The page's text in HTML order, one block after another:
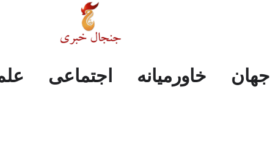
صفحه
ایران
جهان
خاورمیانه
اجتماعی
علم
فرهنگی
جهان خاورمیانه اجتماعی